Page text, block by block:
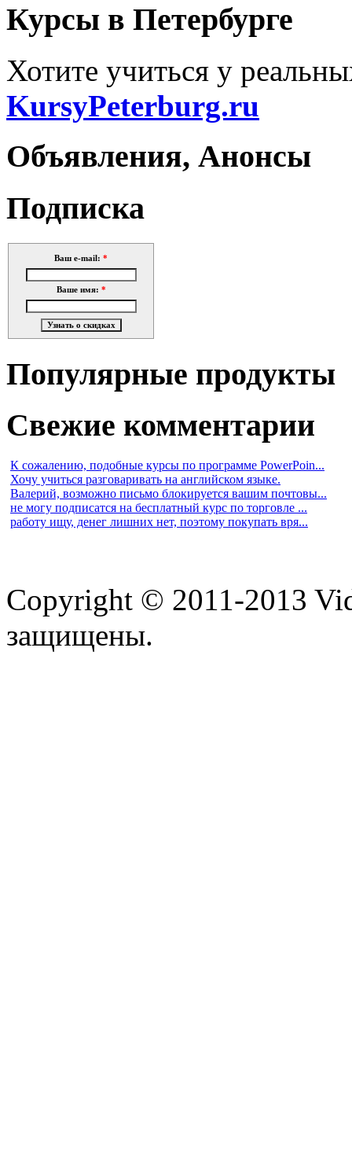
Курсы в Петербурге
Хотите учиться у
KursyPeterburg.ru
Объявления, Анонсы
Подписка
Ваш e-mail: *
Ваше имя: *
Популярные продукты
Свежие комментарии
К сожалению, подобные курсы по программе PowerPoin...
Хочу учиться разговаривать на английском языке.
Валерий, возможно письмо блокируется вашим почтовы...
не могу подписатся на бесплатный курс по торговле ...
работу ищу, денег лишних нет, поэтому покупать вря...
Copyright © 2011-2013
защищены.